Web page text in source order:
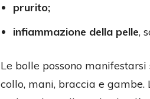
prurito;
infiammazione della pelle,
Le bolle possono
collo, mani, braccia e